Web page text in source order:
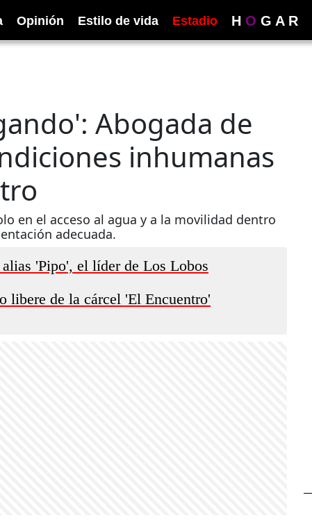
Opinión Estilo de vida Estadio H O G A R
Abogada de
inhumanas
en el acceso al agua y a la movilidad dentro
adecuada.
'Pipo', el líder de Los Lobos
libere de la cárcel 'El Encuentro'